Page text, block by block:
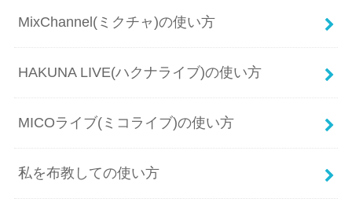
MixChannel(ミクチャ)の使い方
HAKUNA LIVE(ハクナライブ)の使い方
MICOライブ(ミコライブ)の使い方
私を布教しての使い方